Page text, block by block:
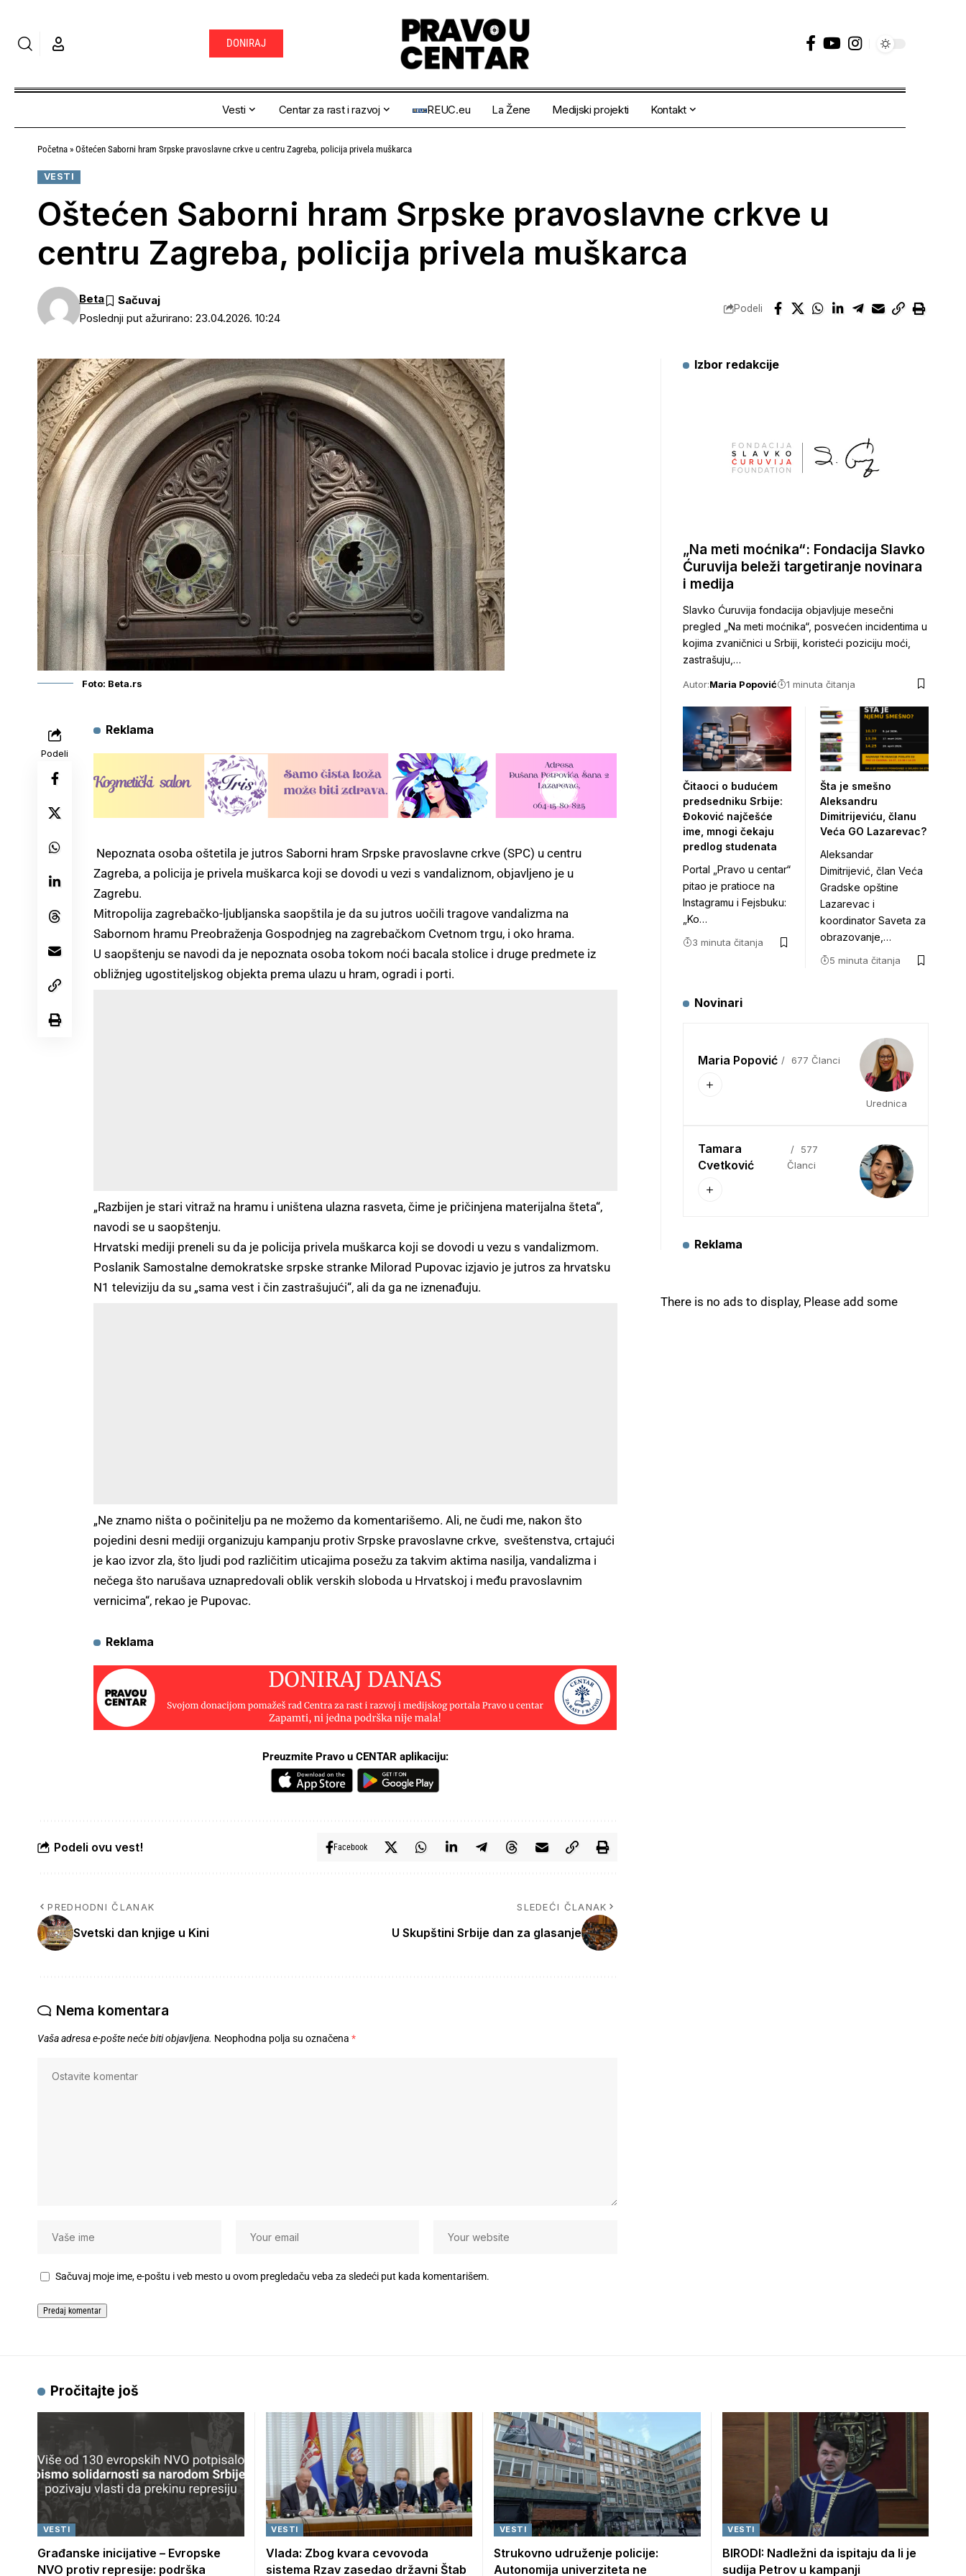
DONIRAJ
Vesti Centar za rast i razvoj REUC.eu La Žene Medijski projekti Kontakt
Početna » Oštećen Saborni hram Srpske pravoslavne crkve u centru Zagreba, policija privela muškarca
VESTI
Oštećen Saborni hram Srpske pravoslavne crkve u
centru Zagreba, policija privela muškarca
Poslednji put ažurirano: 23.04.2026. 10:24
Beta
Podeli
Foto: Beta.rs
Podeli
Reklama
Nepoznata osoba oštetila je jutros Saborni hram Srpske pravoslavne crkve (SPC) u centru
Zagreba, a policija je privela muškarca koji se dovodi u vezi s vandaliznom, objavljeno je u
Zagrebu.
Mitropolija zagrebačko-ljubljanska saopštila je da su jutros uočili tragove vandalizma na
Sabornom hramu Preobraženja Gospodnjeg na zagrebačkom Cvetnom trgu, i oko hrama.
U saopštenju se navodi da je nepoznata osoba tokom noći bacala stolice i druge predmete iz
obližnjeg ugostiteljskog objekta prema ulazu u hram, ogradi i porti.
„Razbijen je stari vitraž na hramu i uništena ulazna rasveta, čime je pričinjena materijalna šteta“,
navodi se u saopštenju.
Hrvatski mediji preneli su da je policija privela muškarca koji se dovodi u vezu s vandalizmom.
Poslanik Samostalne demokratske srpske stranke Milorad Pupovac izjavio je jutros za hrvatsku
N1 televiziju da su „sama vest i čin zastrašujući“, ali da ga ne iznenađuju.
„Ne znamo ništa o počinitelju pa ne možemo da komentarišemo. Ali, ne čudi me, nakon što
pojedini desni mediji organizuju kampanju protiv Srpske pravoslavne crkve, sveštenstva, crtajući
je kao izvor zla, što ljudi pod različitim uticajima posežu za takvim aktima nasilja, vandalizma i
nečega što narušava uznapredovali oblik verskih sloboda u Hrvatskoj i među pravoslavnim
vernicima“, rekao je Pupovac.
Reklama
Preuzmite Pravo u CENTAR aplikaciju:
Podeli ovu vest! Facebook
PREDHODNI ČLANAK
Svetski dan knjige u Kini
SLEDEĆI ČLANAK
U Skupštini Srbije dan za glasanje
Nema komentara
Vaša adresa e-pošte neće biti objavljena. Neophodna polja su označena *
Sačuvaj moje ime, e-poštu i veb mesto u ovom pregledaču veba za sledeći put kada komentarišem.
Izbor redakcije
„Na meti moćnika“: Fondacija Slavko
Ćuruvija beleži targetiranje novinara
i medija
Slavko Ćuruvija fondacija objavljuje mesečni
pregled „Na meti moćnika“, posvećen incidentima u
kojima zvaničnici u Srbiji, koristeći poziciju moći,
zastrašuju,…
Autor:Maria Popović 1 minuta čitanja
Čitaoci o budućem
predsedniku Srbije:
Đoković najčešće
ime, mnogi čekaju
predlog studenata
Portal „Pravo u centar“
pitao je pratioce na
Instagramu i Fejsbuku:
„Ko…
3 minuta čitanja
Šta je smešno
Aleksandru
Dimitrijeviću, članu
Veća GO Lazarevac?
Aleksandar
Dimitrijević, član Veća
Gradske opštine
Lazarevac i
koordinator Saveta za
obrazovanje,…
5 minuta čitanja
Novinari
Maria Popović 677 Članci
Urednica
Tamara
Cvetković
577
Članci
Reklama
There is no ads to display, Please add some
Pročitajte još
VESTI
Građanske inicijative – Evropske
NVO protiv represije: podrška
VESTI
Vlada: Zbog kvara cevovoda
sistema Rzav zasedao državni Štab
VESTI
Strukovno udruženje policije:
Autonomija univerziteta ne
VESTI
BIRODI: Nadležni da ispitaju da li je
sudija Petrov u kampanji